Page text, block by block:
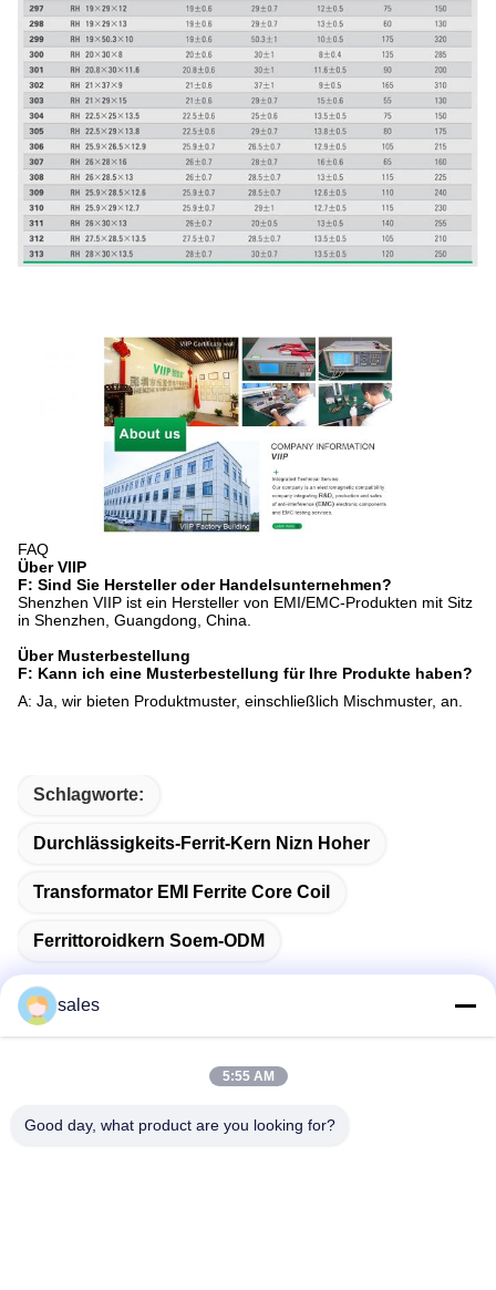
FAQ
Über VIIP
F: Sind Sie Hersteller oder Handelsunternehmen?
Shenzhen VIIP ist ein Hersteller von EMI/EMC-Produkten mit Sitz
in Shenzhen, Guangdong, China.
Über Musterbestellung
F: Kann ich eine Musterbestellung für Ihre Produkte haben?
A: Ja, wir bieten Produktmuster, einschließlich Mischmuster, an.
Schlagworte:
Durchlässigkeits-Ferrit-Kern Nizn Hoher
Transformator EMI Ferrite Core Coil
Ferrittoroidkern Soem-ODM
Schnelle Kontaktaufnahme
Anschrift
sales
5:55 AM
Good day, what product are you looking for?